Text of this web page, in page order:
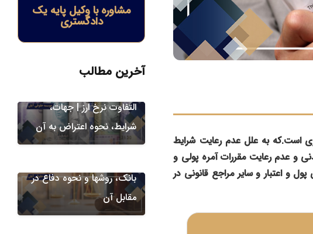
است.که به علل عدم رعایت شرایط
مصرحه در مواد ۱۰، ۱۹۰ ، ۲۱۵ ، ۹۵۷ و ۱۲۸۸ قانون مدنی و عدم رعایت مقررات آمره پولی و
و اعتبار و سایر مراجع قانونی در
مشاوره با وکیل پایه یک
دادگستری
آخرین مطالب
التفاوت نرخ ارز | جهات،
شرایط، نحوه اعتراض به آن
دعاوی بانکی و ارزی
بانک، روشها و نحوه دفاع در
مقابل آن